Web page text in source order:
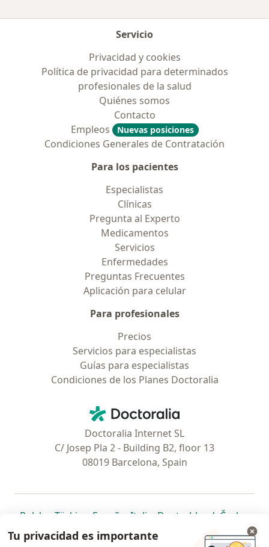
Servicio
Privacidad y cookies
Política de privacidad para determinados
profesionales de la salud
Quiénes somos
Contacto
Empleos
Nuevas posiciones
Condiciones Generales de Contratación
Para los pacientes
Especialistas
Clínicas
Pregunta al Experto
Medicamentos
Servicios
Enfermedades
Preguntas Frecuentes
Aplicación para celular
Para profesionales
Precios
Servicios para especialistas
Guías para especialistas
Condiciones de los Planes Doctoralia
Doctoralia - Página de inicio
Doctoralia Internet SL
C/ Josep Pla 2 - Building B2, floor 13
08019 Barcelona, Spain
Polska se abre en una nueva pestaña
Türkiye se abre en una nueva pestaña
España se abre en una nueva pestaña
Italia se abre en una nueva
Deutschlandse abre en
Česko
Portugal
se abre en una nueva pestaña
México se abre en una nueva pestaña
Chile se abre en una nueva pestaña
Brasil se abre en una nueva
se abre en
se
se abre en una nueva
Tu privacidad es importante